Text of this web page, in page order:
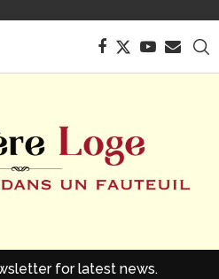
for latest news.